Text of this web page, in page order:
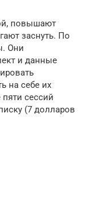
повышают
заснуть. По
Они
и данные
на себе их
сессий
(7 долларов